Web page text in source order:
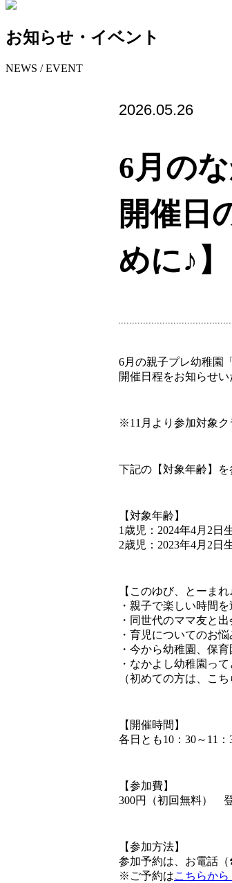
お知らせ・イベント
NEWS / EVENT
2026.05.26
6月の
開催日
めに♪】
6月の親子プレ幼稚園
開催日程をお知らせい
※11月より参加対象ク
下記の【対象年齢】を
【対象年齢】
1歳児：2024年4月2日
2歳児：2023年4月2日
【このゆび、とーまれ♪
・親子で楽しい時間
・同世代のママ友と
・育児についてのお
・今から幼稚園、保
・なかよし幼稚園っ
（初めての方は、こ
【開催時間】
各日とも10：30～11：
【参加費】
300円（初回無料）
【参加方法】
参加予約は、お電話（
※ご予約はこちらから